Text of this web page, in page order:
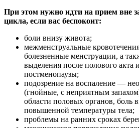
При этом нужно идти на прием вне
цикла, если вас беспокоит:
боли внизу живота;
межменструальные
болезненные менструации, а
выделения после полового акта
постменопаузы;
подозрение на воспаление —
(гнойные, с неприятным
области половых органов, боль
повышенной температуры тела;
проблемы на ранних сроках